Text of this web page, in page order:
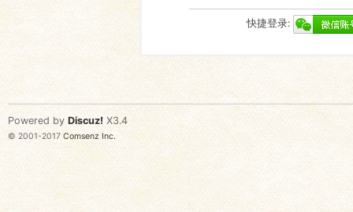
快捷登录:
Powered by Discuz! X3.4
© 2001-2017 Comsenz Inc.